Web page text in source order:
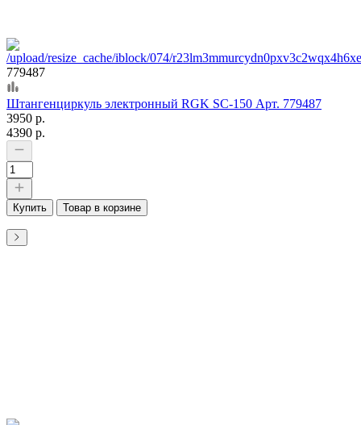
779487
Штангенциркуль электронный RGK SC-150 Арт. 779487
3950 р.
4390 р.
Купить Товар в корзине